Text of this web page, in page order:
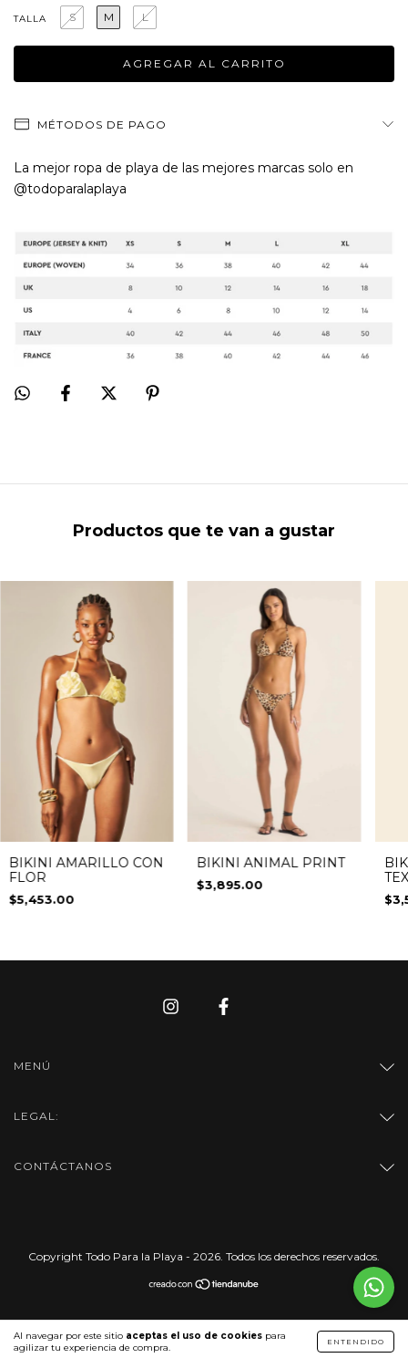
Al navegar por este sitio aceptas el uso de cookies para
agilizar tu experiencia de compra.
ENTENDIDO
TALLA S M L
MÉTODOS DE PAGO
La mejor ropa de playa de las mejores marcas solo en
@todoparalaplaya
Productos que te van a gustar
BIKINI AMARILLO CON
FLOR
$5,453.00
BIKINI ANIMAL PRINT
$3,895.00
MENÚ
LEGAL:
CONTÁCTANOS
Copyright Todo Para la Playa - 2026. Todos los derechos reservados.